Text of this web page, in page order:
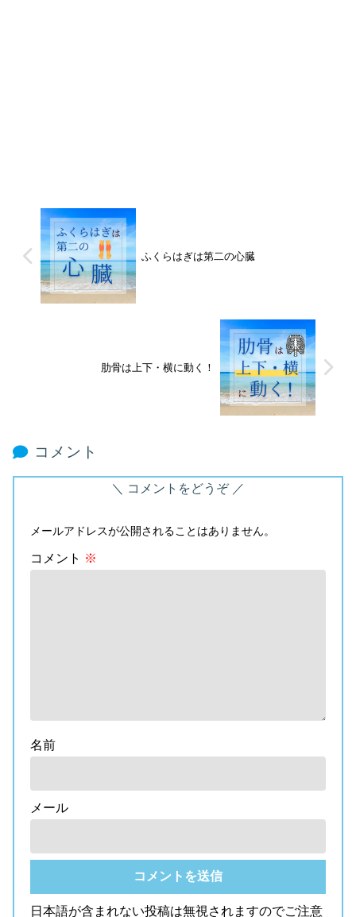
ふくらはぎは第二の心臓
肋骨は上下・横に動く！
コメント
コメントをどうぞ
メールアドレスが公開されることはありません。
コメント ※
名前
メール
日本語が含まれない投稿は無視されますのでご注意